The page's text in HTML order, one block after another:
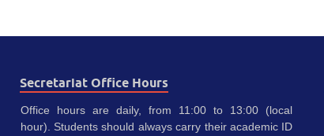
Secretariat Office Hours
Office hours are daily, from 11:00 to 13:00 (local
hour). Students should always carry their academic ID